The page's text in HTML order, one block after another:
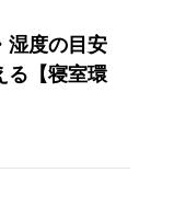
湿度の目安
る【寝室環